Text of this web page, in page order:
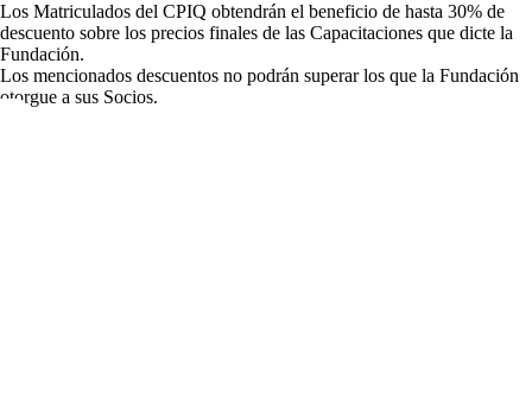
Los Matriculados del CPIQ obtendrán el beneficio de hasta 30% de
descuento sobre los precios finales de las Capacitaciones que dicte la
Fundación.
Los mencionados descuentos no podrán superar los que la Fundación
otorgue a sus Socios.